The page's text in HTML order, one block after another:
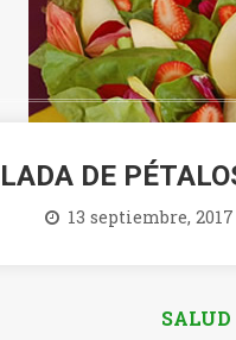
DE
13 septiembre, 2017
SALUD